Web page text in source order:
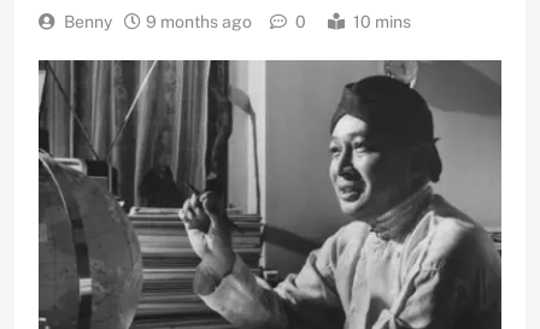
Benny 9 months ago 0 10 mins